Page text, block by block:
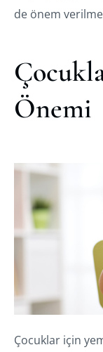
de önem
Önemi
Çocuklar için